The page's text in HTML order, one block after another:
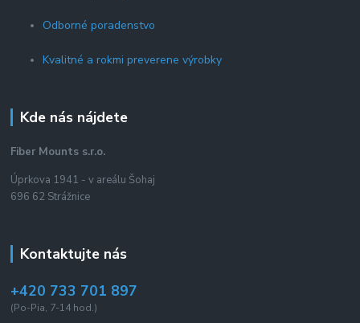
Odborné poradenstvo
Kvalitné a rokmi preverene výrobky
Kde nás nájdete
Fiber Mounts s.r.o.
Úprkova 1941 - v areálu Šohaj
696 62 Strážnice
Kontaktujte nás
+420 733 701 897
(Po-Pia, 7-14 hod.)